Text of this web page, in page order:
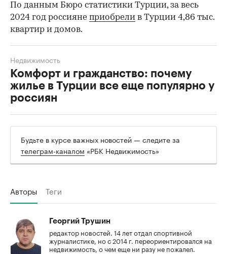
00:00
По данным Бюро статистики Турции, за весь
2024 год россияне приобрели в Турции 4,86 тыс.
квартир и домов.
Комфорт и гражданство: почему
жилье в Турции все еще популярно у
россиян
Недвижимость
Будьте в курсе важных новостей — следите за
телеграм-каналом «РБК Недвижимость»
Авторы Теги
Георгий Трушин
редактор новостей. 14 лет отдал спортивной
журналистике, но с 2014 г. переориентировался на
недвижимость, о чем еще ни разу не пожалел.